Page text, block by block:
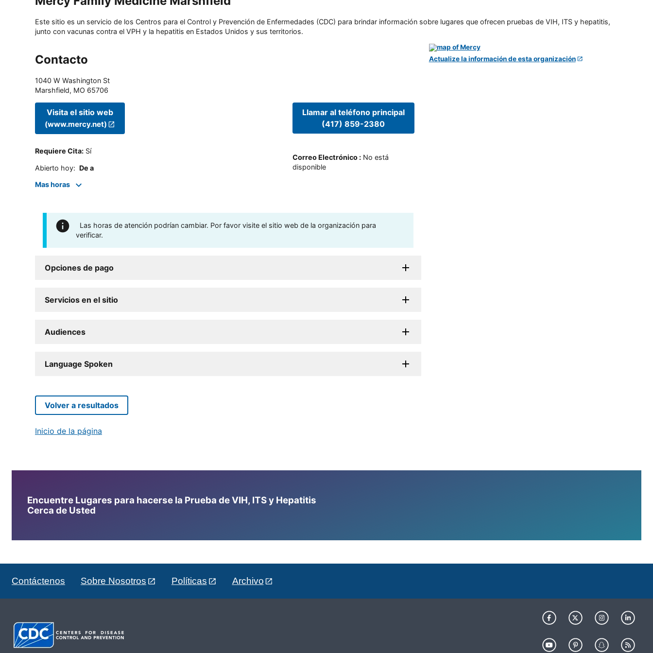
Este sitio es un servicio de los Centros para el Control y Prevención de Enfermedades (CDC) para brindar información sobre lugares que ofrecen pruebas de VIH, ITS y hepatitis,
junto con vacunas contra el VPH y la hepatitis en Estados Unidos y sus territorios.
Contacto
1040 W Washington St
Marshfield, MO 65706
Visita el sitio web
(www.mercy.net)
Requiere Cita: Sí
Abierto hoy: De a
Mas horas
Llamar al teléfono principal
(417) 859-2380
Correo Electrónico: No está
disponible
Las horas de atención podrían cambiar. Por favor visite el sitio web de la organización para
verificar.
Opciones de pago
Servicios en el sitio
Audiences
Language Spoken
Actualize la información de esta organización
Volver a resultados
Inicio de la página
Encuentre Lugares para hacerse la Prueba de VIH, ITS y Hepatitis
Cerca de Usted
Contáctenos Sobre Nosotros Políticas Archivo